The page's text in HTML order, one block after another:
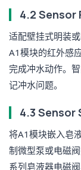
4.2 Sensor
适配壁挂式明装
A1模块的红外感
完成冲水动作。
记冲水问题。
4.3 Sensor
将A1模块嵌入皂
制微型泵或电磁
系列皂液器电磁阀